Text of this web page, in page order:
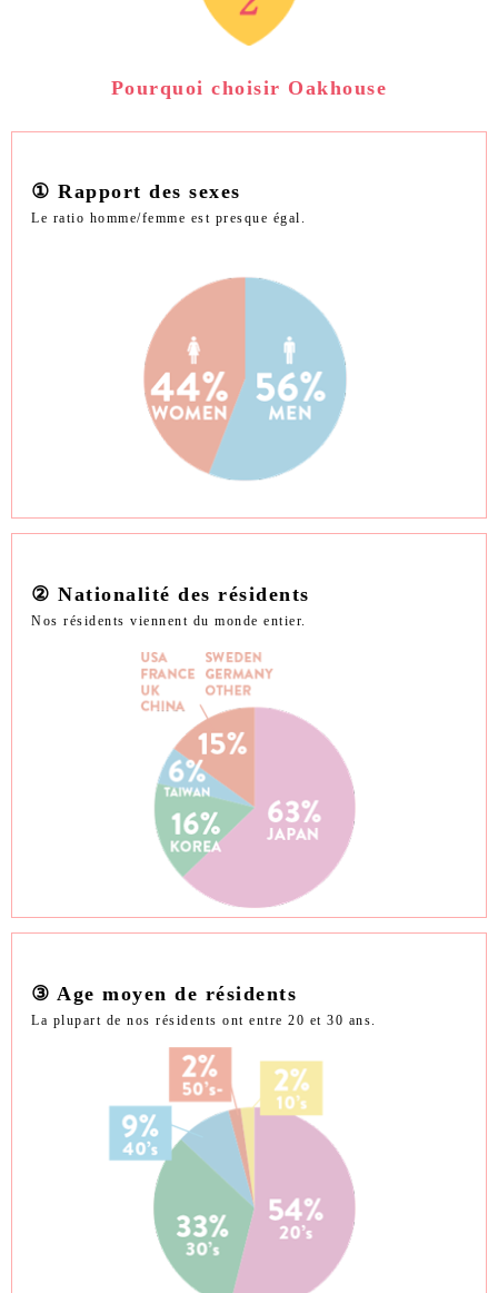
Pourquoi choisir Oakhouse
① Rapport des sexes
Le ratio homme/femme est presque égal.
② Nationalité des résidents
Nos résidents viennent du monde entier.
③ Age moyen de résidents
La plupart de nos résidents ont entre 20 et 30 ans.